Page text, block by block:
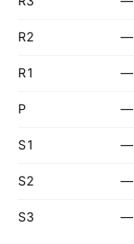
R2 —
R1 —
P —
S1 —
S2 —
S3 —